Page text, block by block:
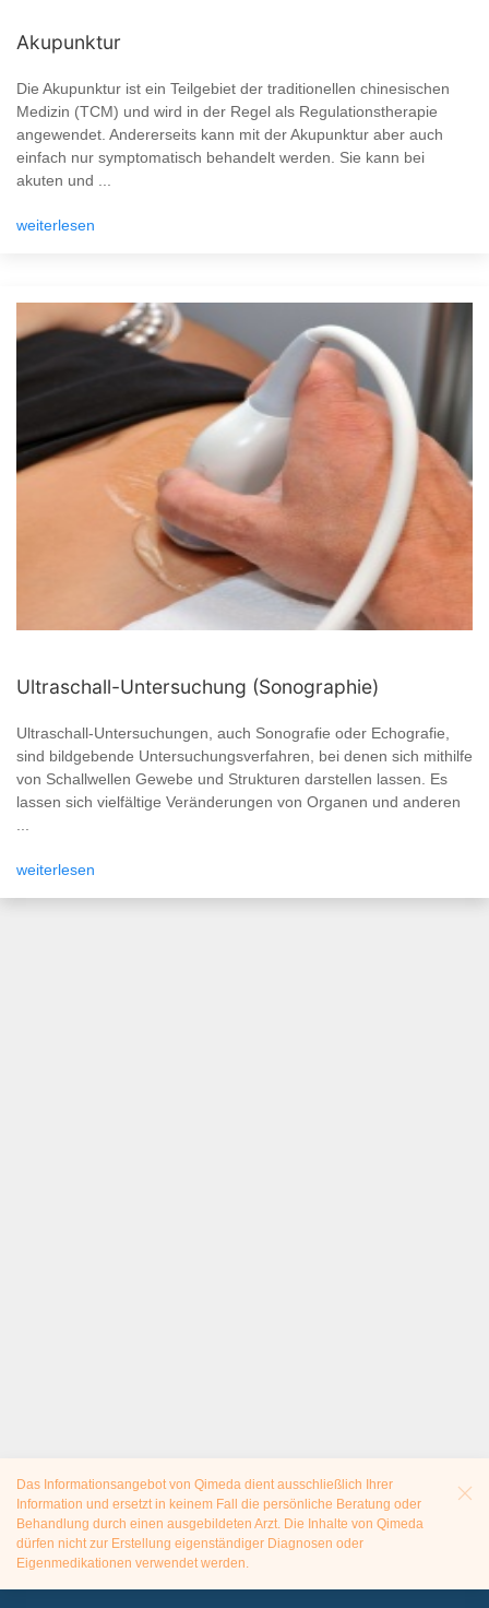
Akupunktur
Die Akupunktur ist ein Teilgebiet der traditionellen chinesischen
Medizin (TCM) und wird in der Regel als Regulationstherapie
angewendet. Andererseits kann mit der Akupunktur aber auch
einfach nur symptomatisch behandelt werden. Sie kann bei
akuten und ...
weiterlesen
Ultraschall-Untersuchung (Sonographie)
Ultraschall-Untersuchungen, auch Sonografie oder Echografie,
sind bildgebende Untersuchungsverfahren, bei denen sich mithilfe
von Schallwellen Gewebe und Strukturen darstellen lassen. Es
lassen sich vielfältige Veränderungen von Organen und anderen
...
weiterlesen
Das Informationsangebot von Qimeda dient ausschließlich Ihrer
Information und ersetzt in keinem Fall die persönliche Beratung oder
Behandlung durch einen ausgebildeten Arzt. Die Inhalte von Qimeda
dürfen nicht zur Erstellung eigenständiger Diagnosen oder
Eigenmedikationen verwendet werden.